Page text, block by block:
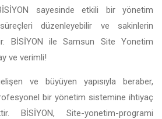
sayesinde etkili bir yönetim
düzenleyebilir ve sakinlerin
BİSİYON ile Samsun Site Yonetim
ve verimli!
ve büyüyen yapısıyla beraber,
bir yönetim sistemine ihtiyaç
BİSİYON, Site-yonetim-programi